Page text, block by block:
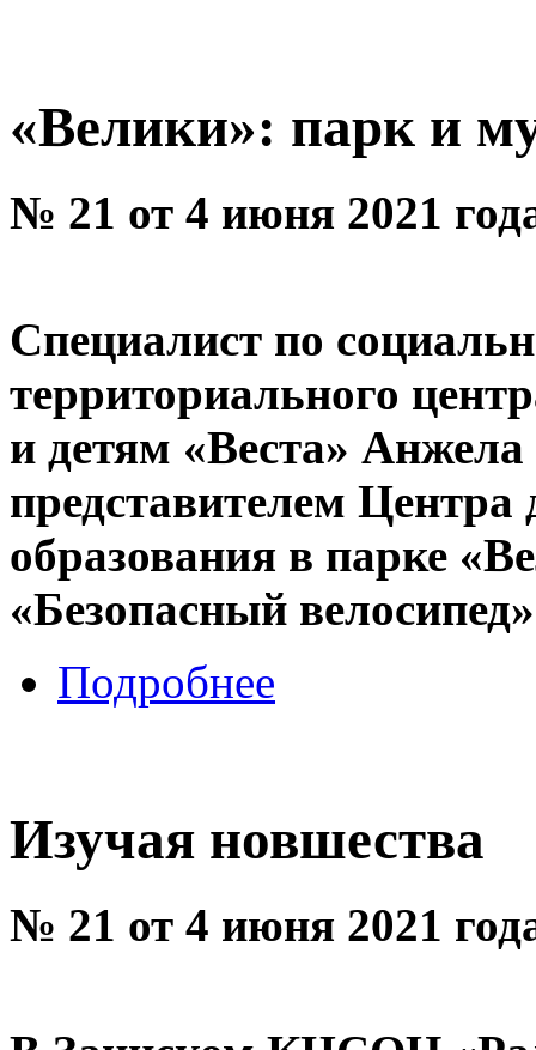
«Велики»: парк и
№ 21 от 4 июня 2021
Специалист по
территориального
и детям «Веста»
представителем Центра
образования в парке
«Безопасный
Подробнее
Изучая новшества
№ 21 от 4 июня 2021